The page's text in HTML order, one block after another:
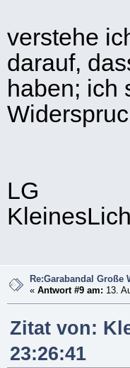
verstehe
darauf,
haben; ich
LG
Re:Garabandal Große
«Antwort #9 am: 13.
Zitat von:
23:26:41